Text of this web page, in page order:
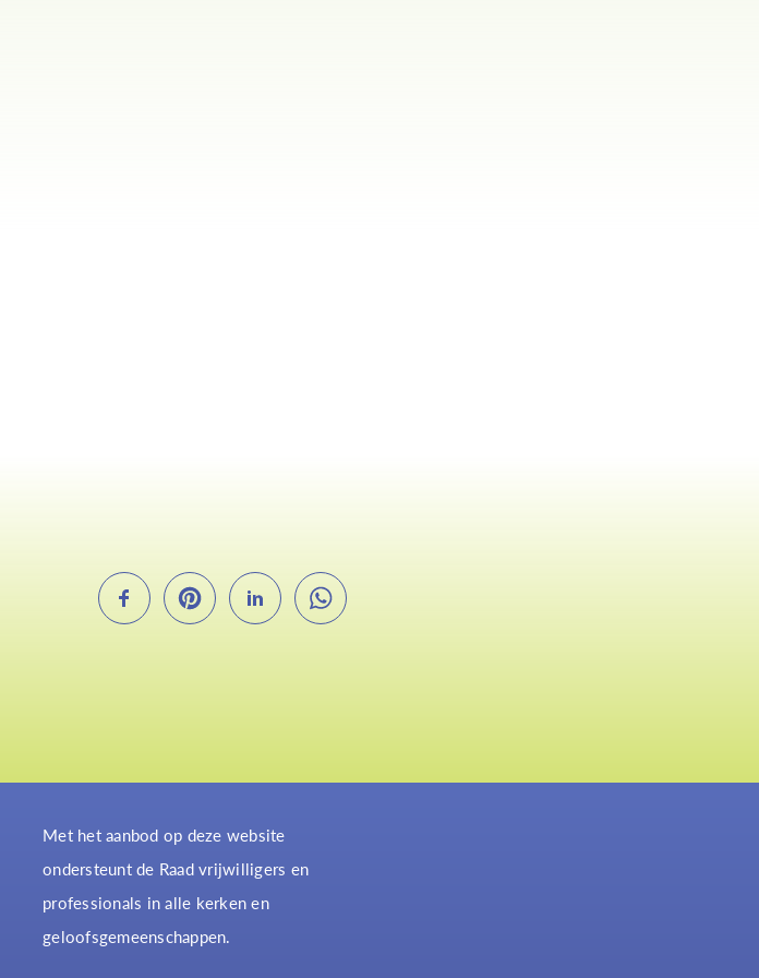
Met het aanbod op deze website
ondersteunt de Raad vrijwilligers en
professionals in alle kerken en
geloofsgemeenschappen.